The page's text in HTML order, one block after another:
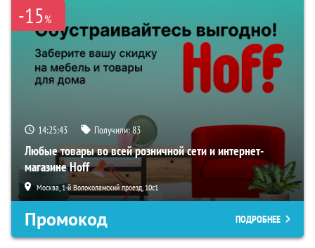
-15%
14:25:42 Получили:83
Любые товары во всей розничной сети и интернет-
магазине Hoff
Москва, 1-й Волоколамский проезд, 10с1
Промокод ПОДРОБНЕЕ